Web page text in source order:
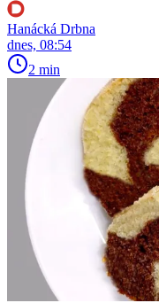
Hanácká Drbna
dnes, 08:54
2 min